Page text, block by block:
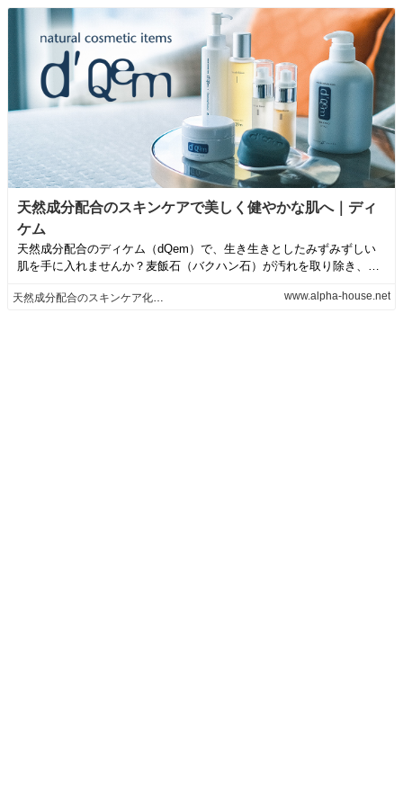
天然成分配合のスキンケアで美しく健やかな肌へ｜ディ
ケム
天然成分配合のディケム（dQem）で、生き生きとしたみずみずしい
肌を手に入れませんか？麦飯石（バクハン石）が汚れを取り除き、同
天然成分配合のスキンケア化粧品「ディケム（dQem）」 www.alpha-house.net